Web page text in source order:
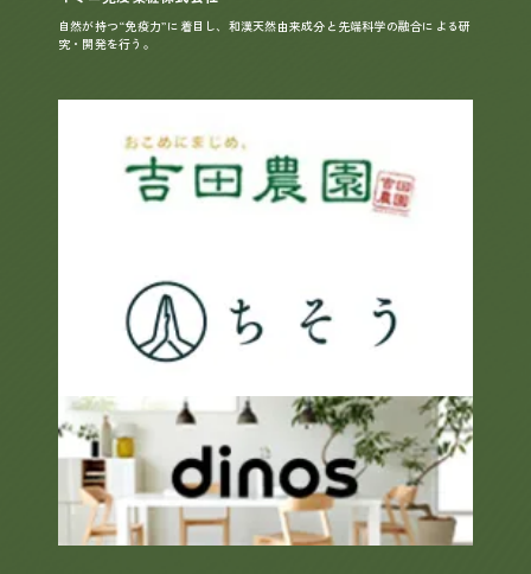
自然が持つ“免疫力”に着目し、和漢天然由来成分と先端科学の融合による研
究・開発を行う。